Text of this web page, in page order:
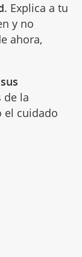
. Explica a tu
y no
ahora,
de la
el cuidado